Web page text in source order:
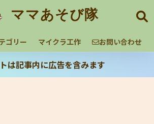
ママあそび隊
ゴリー マイクラ工作 お問い合わせ
は記事内に広告を含みます